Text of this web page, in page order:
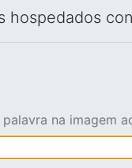
hospedados
na imagem